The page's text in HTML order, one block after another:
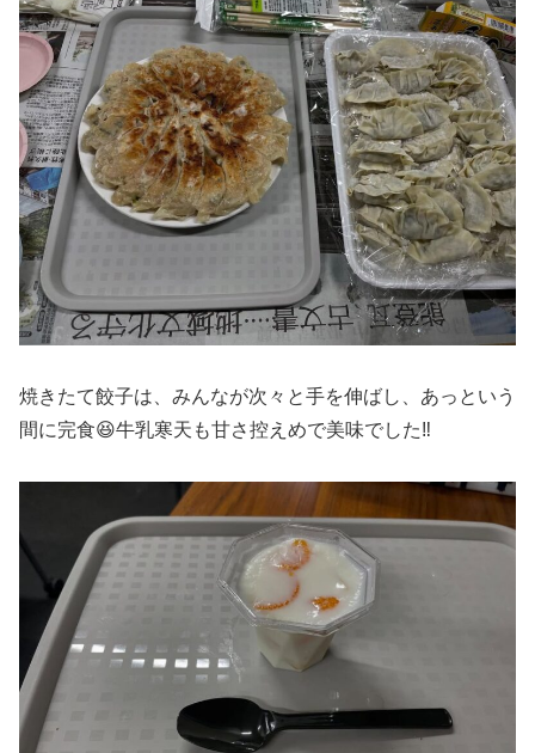
焼きたて餃子は、みんなが次々と手を伸ばし、あっという
間に完食😆牛乳寒天も甘さ控えめで美味でした‼️